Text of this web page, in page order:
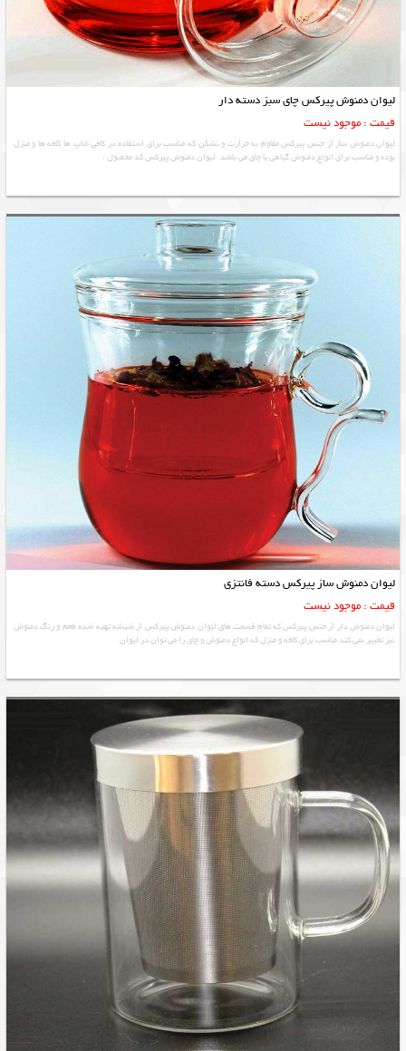
لیوان دمنوش پیرکس چای سبز دسته دار
قیمت : موجود نیست
لیوان دمنوش ساز از جنس پیرکس مقاوم به حرارت و نشکن که مناسب برای استفاده در کافی شاپ ها کافه ها و منزل
بوده و مناسب برای انواع دمنوش گیاهی یا چای می باشد. لیوان دمنوش پیرکس کد محصول ‌:
لیوان دمنوش ساز پیرکس دسته فانتزی
قیمت : موجود نیست
لیوان دمنوش دار از جنس پیرکس که تمام قسمت های لیوان دمنوش پیرکس از شیشه تهیه شده طعم و رنگ دمنوش
نیز تغییر نمی کند مناسب برای کافه و منزل که انواع دمنوش و چای را می توان در لیوان